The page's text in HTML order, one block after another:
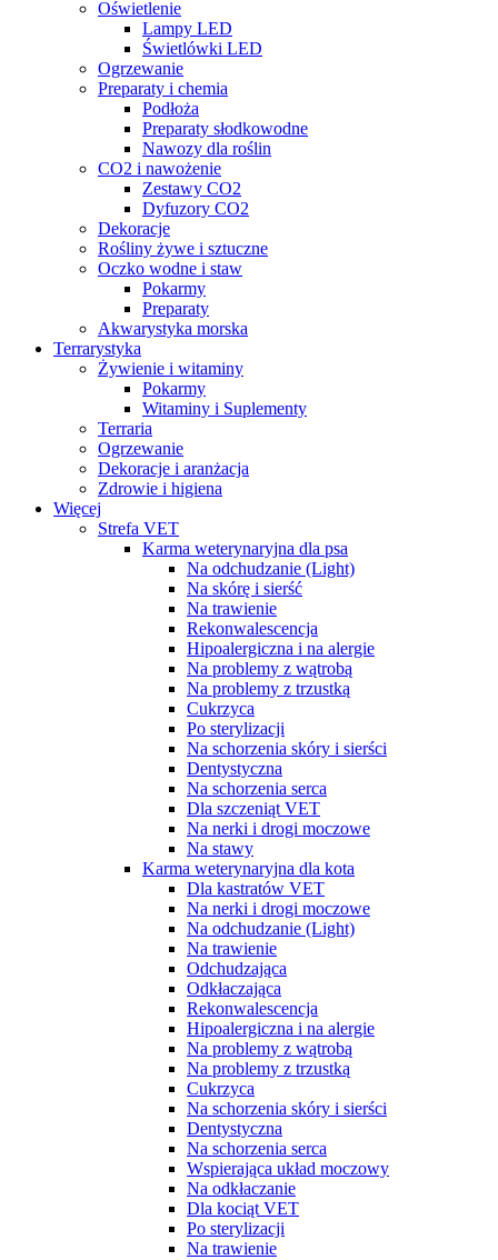
Oświetlenie
Lampy LED
Świetlówki LED
Ogrzewanie
Preparaty i chemia
Podłoża
Preparaty słodkowodne
Nawozy dla roślin
CO2 i nawożenie
Zestawy CO2
Dyfuzory CO2
Dekoracje
Rośliny żywe i sztuczne
Oczko wodne i staw
Pokarmy
Preparaty
Akwarystyka morska
Terrarystyka
Żywienie i witaminy
Pokarmy
Witaminy i Suplementy
Terraria
Ogrzewanie
Dekoracje i aranżacja
Zdrowie i higiena
Więcej
Strefa VET
Karma weterynaryjna dla psa
Na odchudzanie (Light)
Na skórę i sierść
Na trawienie
Rekonwalescencja
Hipoalergiczna i na alergie
Na problemy z wątrobą
Na problemy z trzustką
Cukrzyca
Po sterylizacji
Na schorzenia skóry i sierści
Dentystyczna
Na schorzenia serca
Dla szczeniąt VET
Na nerki i drogi moczowe
Na stawy
Karma weterynaryjna dla kota
Dla kastratów VET
Na nerki i drogi moczowe
Na odchudzanie (Light)
Na trawienie
Odchudzająca
Odkłaczająca
Rekonwalescencja
Hipoalergiczna i na alergie
Na problemy z wątrobą
Na problemy z trzustką
Cukrzyca
Na schorzenia skóry i sierści
Dentystyczna
Na schorzenia serca
Wspierająca układ moczowy
Na odkłaczanie
Dla kociąt VET
Po sterylizacji
Na trawienie